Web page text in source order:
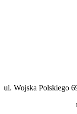
ul. Wojska Polskiego